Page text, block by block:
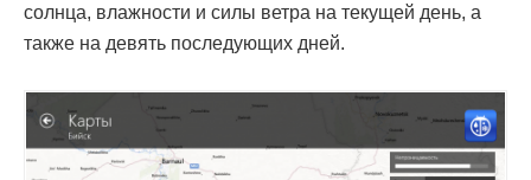
солнца, влажности и силы ветра на текущей день, а
также на девять последующих дней.